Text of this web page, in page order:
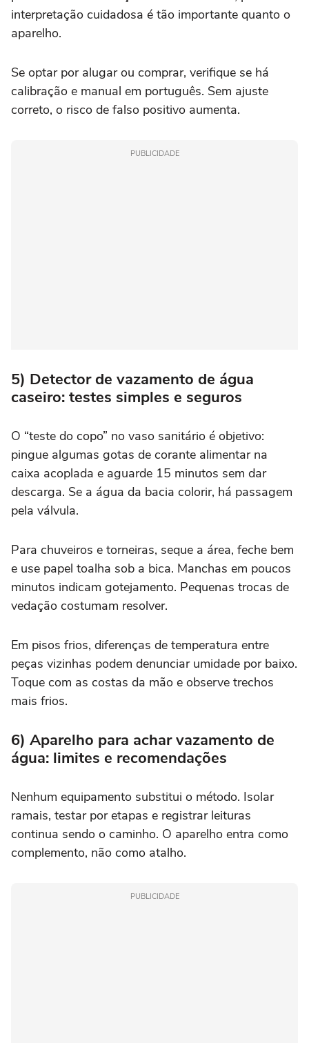
interpretação cuidadosa é tão importante quanto o
aparelho.
Se optar por alugar ou comprar, verifique se há
calibração e manual em português. Sem ajuste
correto, o risco de falso positivo aumenta.
PUBLICIDADE
5) Detector de vazamento de água
caseiro: testes simples e seguros
O “teste do copo” no vaso sanitário é objetivo:
pingue algumas gotas de corante alimentar na
caixa acoplada e aguarde 15 minutos sem dar
descarga. Se a água da bacia colorir, há passagem
pela válvula.
Para chuveiros e torneiras, seque a área, feche bem
e use papel toalha sob a bica. Manchas em poucos
minutos indicam gotejamento. Pequenas trocas de
vedação costumam resolver.
Em pisos frios, diferenças de temperatura entre
peças vizinhas podem denunciar umidade por baixo.
Toque com as costas da mão e observe trechos
mais frios.
6) Aparelho para achar vazamento de
água: limites e recomendações
Nenhum equipamento substitui o método. Isolar
ramais, testar por etapas e registrar leituras
continua sendo o caminho. O aparelho entra como
complemento, não como atalho.
PUBLICIDADE